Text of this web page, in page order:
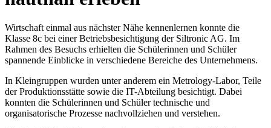
Wirtschaft einmal aus nächster Nähe kennenlernen konnte die
Klasse 8c bei einer Betriebsbesichtigung der Siltronic AG. Im
Rahmen des Besuchs erhielten die Schülerinnen und Schüler
spannende Einblicke in verschiedene Bereiche des Unternehmens.
In Kleingruppen wurden unter anderem ein Metrology-Labor, Teile
der Produktionsstätte sowie die IT-Abteilung besichtigt. Dabei
konnten die Schülerinnen und Schüler technische und
organisatorische Prozesse nachvollziehen und verstehen.